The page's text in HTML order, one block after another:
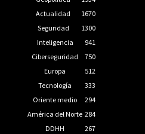
Actualidad
1670
Seguridad
1300
Inteligencia
941
Ciberseguridad
750
Europa
512
Tecnología
333
Oriente medio
294
América del Norte 284
DDHH
267